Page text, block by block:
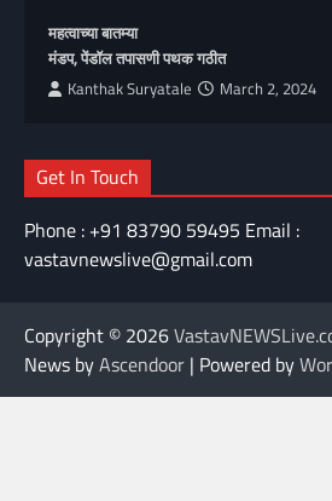
महत्वाच्या बातम्या
मंडप, पेंडॉल तपासणी पथक गठीत
Kanthak Suryatale March 2, 2024
Get In Touch
Phone : +91 83790 59495 Email :
vastavnewslive@gmail.com
Copyright © 2026
News byAscendoor | Powered by